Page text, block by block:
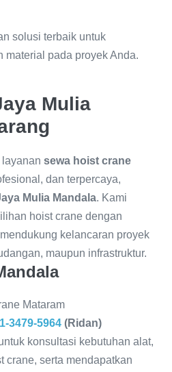
solusi terbaik untuk
material pada proyek Anda.
Mulia
sewa hoist crane
dan terpercaya,
Mulia Mandala. Kami
hoist crane dengan
kelancaran proyek
maupun infrastruktur.
Mataram
3479-5964 (Ridan)
konsultasi kebutuhan alat,
crane, serta mendapatkan